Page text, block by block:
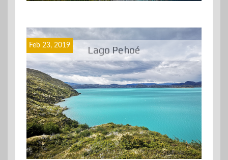
Lago Pehoé
Feb 23, 2019